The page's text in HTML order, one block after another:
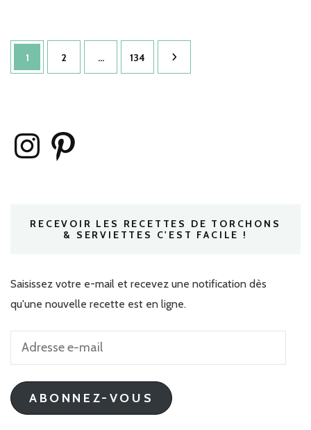
Pagination
des
Page
1 Page
2 … Page
134
InstagramPinterest
RECEVOIR LES RECETTES DE TORCHONS
& SERVIETTES C'EST FACILE !
Saisissez votre e-mail et recevez une notification dès
qu'une nouvelle recette est en ligne.
Adresse
mail
ABONNEZ-VOUS